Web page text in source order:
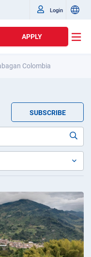
Login
APPLY
Colombia
SUBSCRIBE